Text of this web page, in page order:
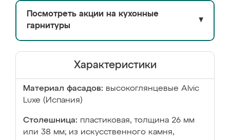
Посмотреть акции на кухонные
гарнитуры
▼
Характеристики
Материал фасадов: высокоглянцевые Аlvic
Luxe (Испания)
Столешница: пластиковая, толщина 26 мм
или 38 мм; из искусственного камня,